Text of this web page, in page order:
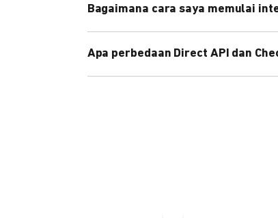
Bagaimana cara saya memulai
Pelajari selengkapnyadi sini.
Apa perbedaan Direct API dan